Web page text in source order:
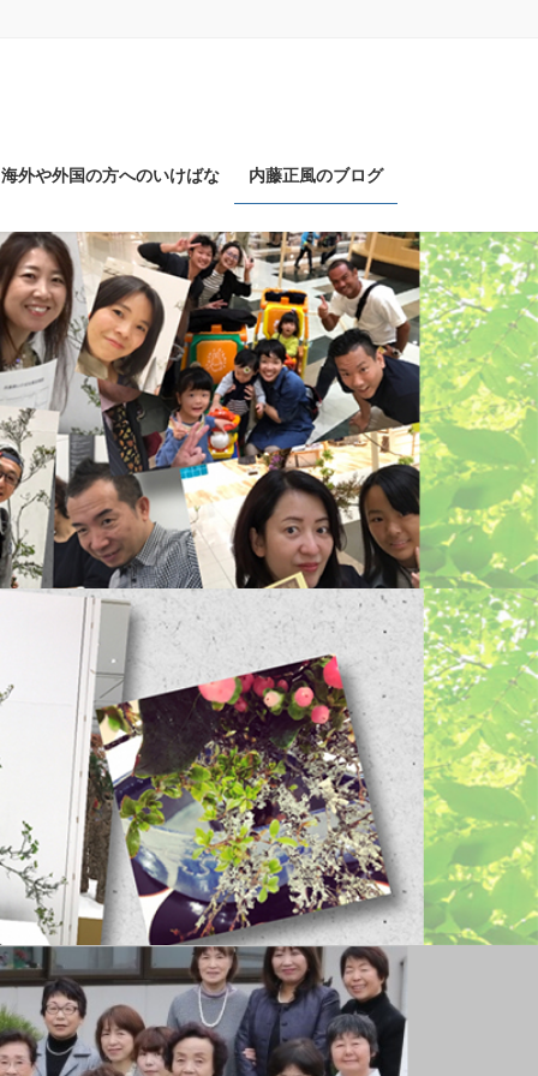
海外や外国の方へのいけばな 内藤正風のブログ